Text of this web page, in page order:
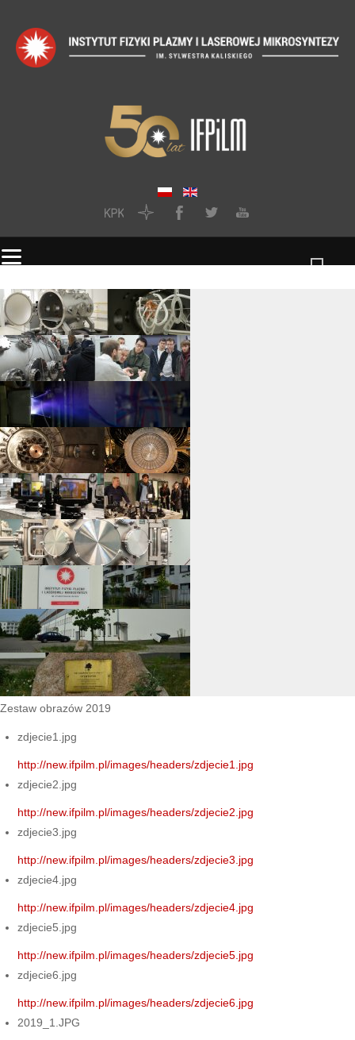
Zestaw obrazów 2019
zdjecie1.jpg
http://new.ifpilm.pl/images/headers/zdjecie1.jpg
zdjecie2.jpg
http://new.ifpilm.pl/images/headers/zdjecie2.jpg
zdjecie3.jpg
http://new.ifpilm.pl/images/headers/zdjecie3.jpg
zdjecie4.jpg
http://new.ifpilm.pl/images/headers/zdjecie4.jpg
zdjecie5.jpg
http://new.ifpilm.pl/images/headers/zdjecie5.jpg
zdjecie6.jpg
http://new.ifpilm.pl/images/headers/zdjecie6.jpg
2019_1.JPG